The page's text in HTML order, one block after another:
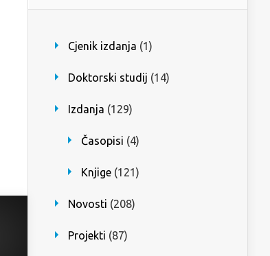
Cjenik izdanja (1)
Doktorski studij (14)
Izdanja (129)
Časopisi (4)
Knjige (121)
Novosti (208)
Projekti (87)